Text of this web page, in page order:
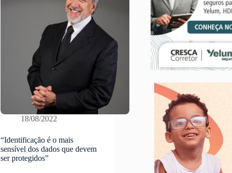
18/08/2022
“Identificação é o mais
sensível dos dados que devem
ser protegidos”